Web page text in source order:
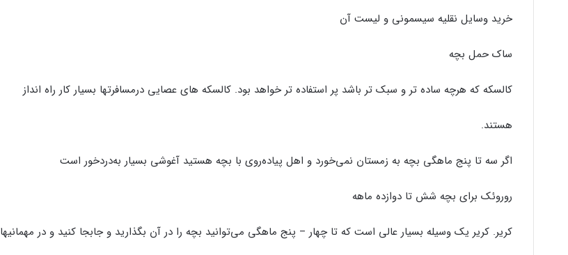
خرید وسایل نقلیه سیسمونی و لیست آن
ساک حمل بچه
کالسکه که هرچه ساده تر و سبک تر باشد پر استفاده تر خواهد بود. کالسکه های عصایی درمسافرتها بسیار کار راه انداز
هستند.
اگر سه تا پنج ماهگی بچه به زمستان نمی‌خورد و اهل پیاده‌روی با بچه هستید آغوشی بسیار به‌دردخور است
روروئک برای بچه شش تا دوازده ماهه
کریر. کریر یک وسیله بسیار عالی است که تا چهار – پنج ماهگی می‌توانید بچه را در آن بگذارید و جابجا کنید و در مهمانیها